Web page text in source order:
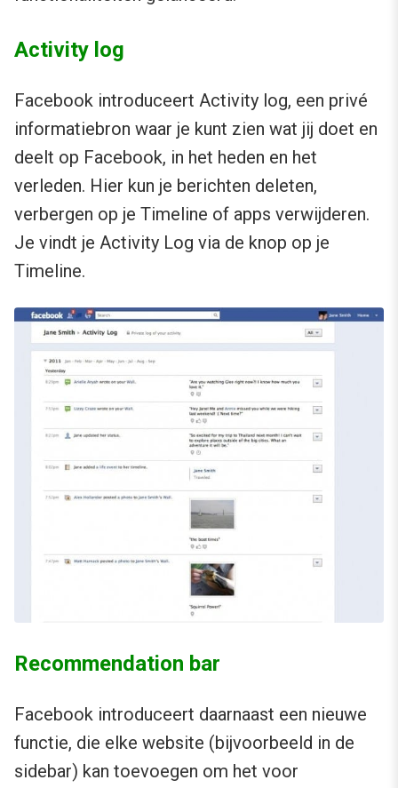
Activity log
Facebook introduceert Activity log, een privé
informatiebron waar je kunt zien wat jij doet en
deelt op Facebook, in het heden en het
verleden. Hier kun je berichten deleten,
verbergen op je Timeline of apps verwijderen.
Je vindt je Activity Log via de knop op je
Timeline.
Recommendation bar
Facebook introduceert daarnaast een nieuwe
functie, die elke website (bijvoorbeeld in de
sidebar) kan toevoegen om het voor